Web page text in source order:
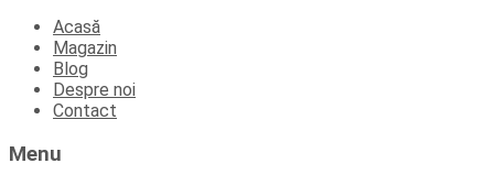
Skip
content
Acasă
Magazin
Blog
Despre noi
Contact
Menu